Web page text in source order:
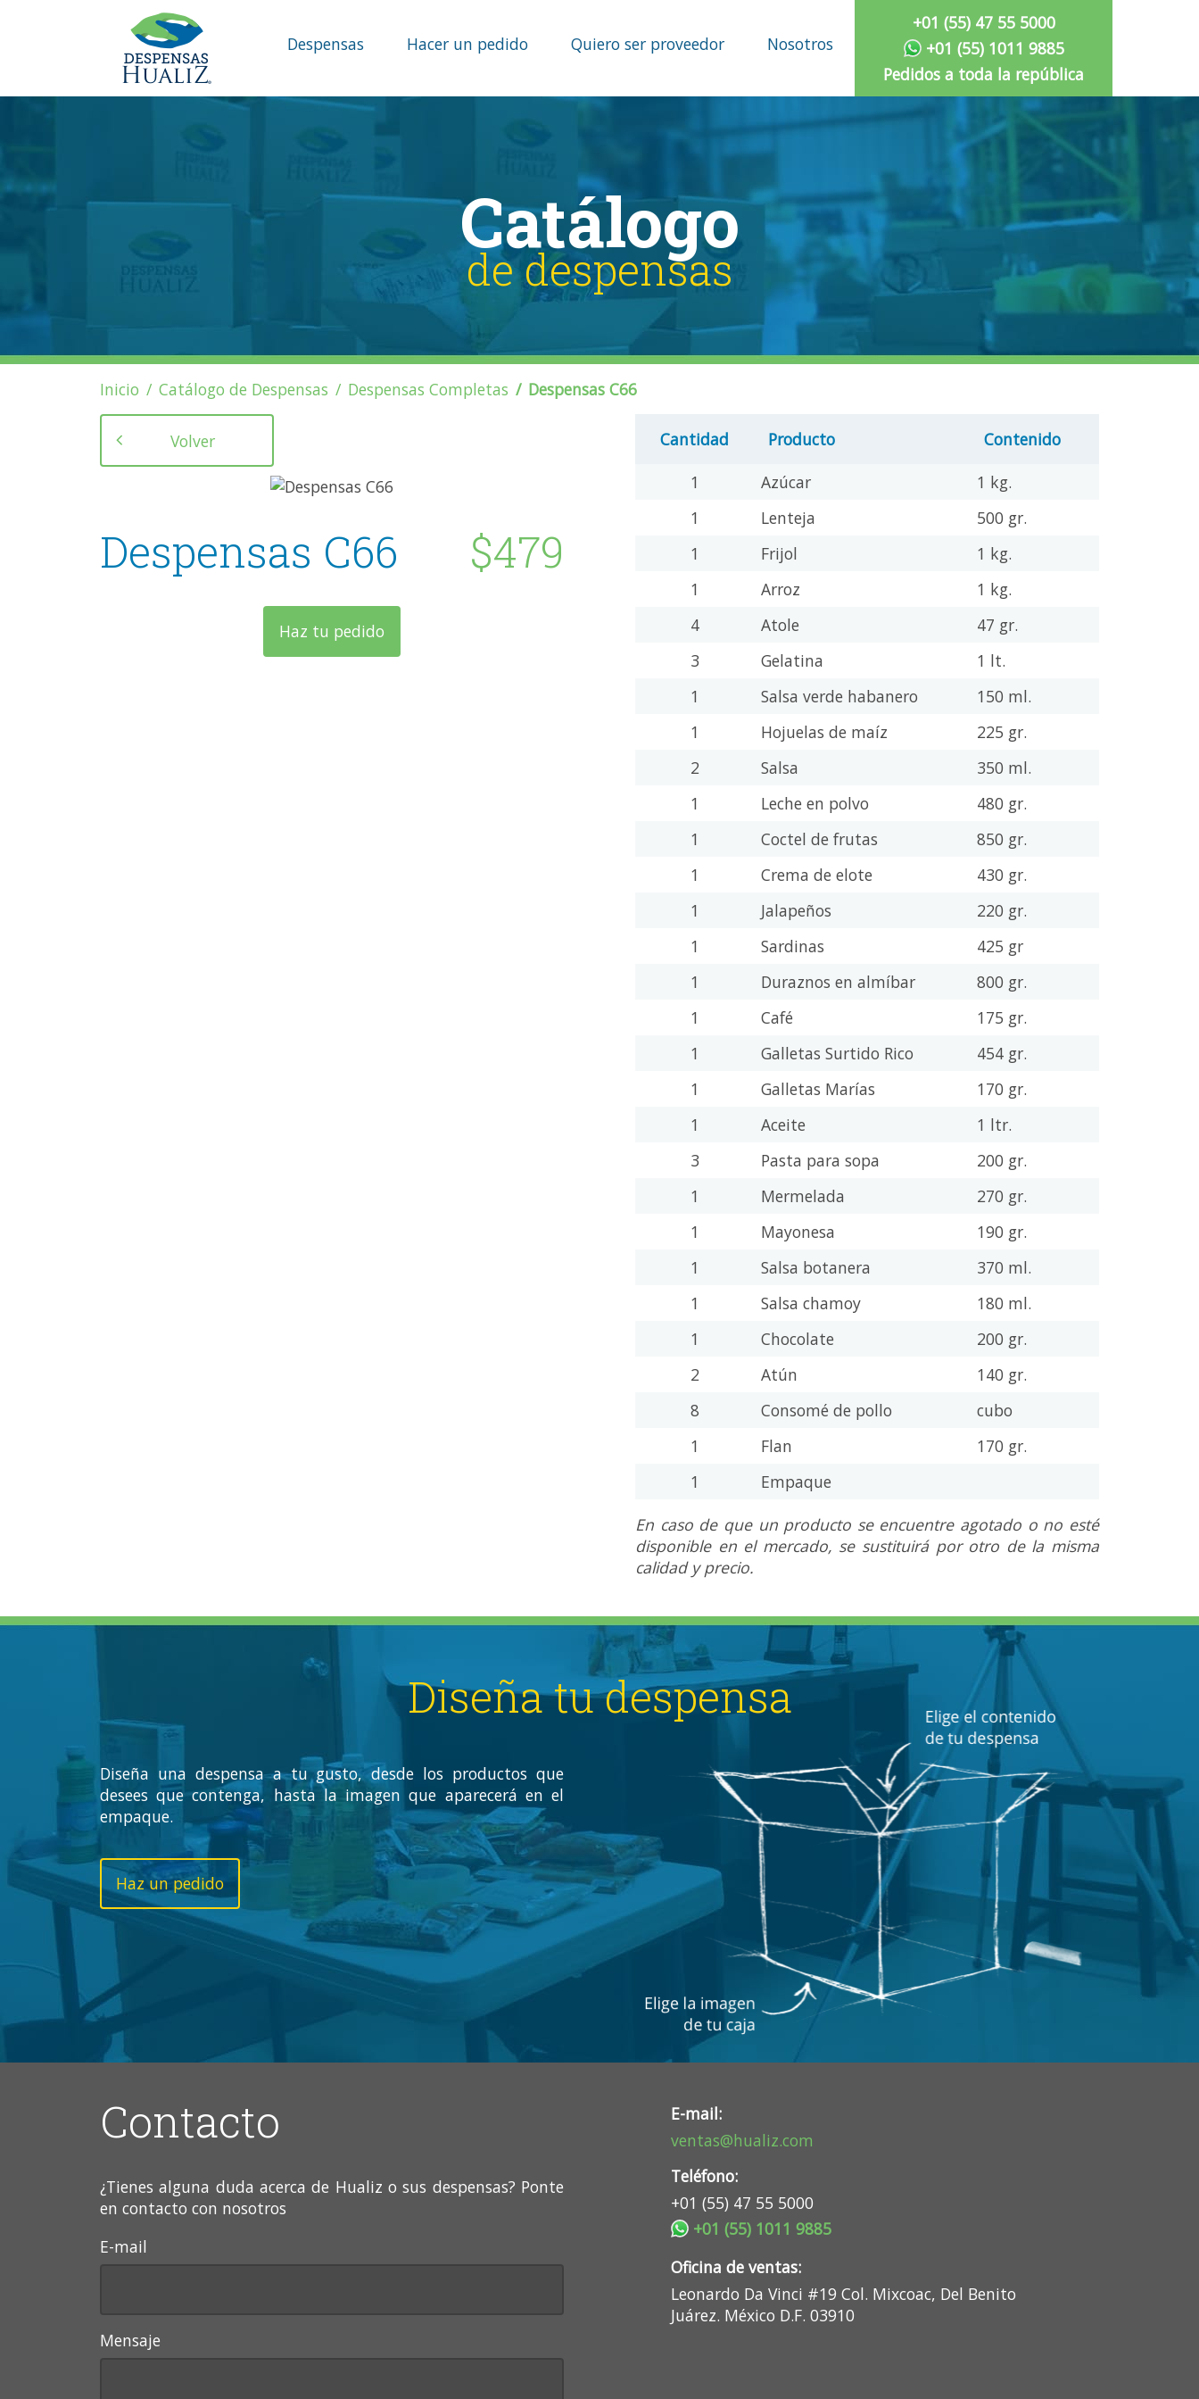
Despensas Hacer un pedido Quiero ser proveedor Nosotros
+01 (55) 47 55 5000
+01 (55) 1011 9885
Pedidos a toda la república
Catálogo
de despensas
Inicio Catálogo de Despensas Despensas Completas Despensas C66
Volver
Despensas C66 $479
Haz tu pedido
Cantidad Producto
Contenido
1
Azúcar
1 kg.
1
Lenteja
500 gr.
1
Frijol
1 kg.
1
Arroz
1 kg.
4
Atole
47 gr.
3
Gelatina
1 lt.
1
Salsa verde habanero
150 ml.
1
Hojuelas de maíz
225 gr.
2
Salsa
350 ml.
1
Leche en polvo
480 gr.
1
Coctel de frutas
850 gr.
1
Crema de elote
430 gr.
1
Jalapeños
220 gr.
1
Sardinas
425 gr
1
Duraznos en almíbar
800 gr.
1
Café
175 gr.
1
Galletas Surtido Rico
454 gr.
1
Galletas Marías
170 gr.
1
Aceite
1 ltr.
3
Pasta para sopa
200 gr.
1
Mermelada
270 gr.
1
Mayonesa
190 gr.
1
Salsa botanera
370 ml.
1
Salsa chamoy
180 ml.
1
Chocolate
200 gr.
2
Atún
140 gr.
8
Consomé de pollo
cubo
1
Flan
170 gr.
1
Empaque
En caso de que un producto se encuentre agotado o no esté
disponible en el mercado, se sustituirá por otro de la misma
calidad y precio.
Diseña tu despensa
Diseña una despensa a tu gusto, desde los productos que
desees que contenga, hasta la imagen que aparecerá en el
empaque.
Haz un pedido
Contacto
¿Tienes alguna duda acerca de Hualiz o sus despensas? Ponte
en contacto con nosotros
E-mail
Mensaje
E-mail:
ventas@hualiz.com
Teléfono:
+01 (55) 47 55 5000
+01 (55) 1011 9885
Oficina de ventas:
Leonardo Da Vinci #19 Col. Mixcoac, Del Benito
Juárez. México D.F. 03910